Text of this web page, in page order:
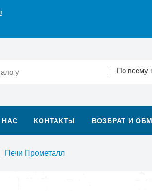
По всему
НАС КОНТАКТЫ ВОЗВРАТ И
Печи Прометалл